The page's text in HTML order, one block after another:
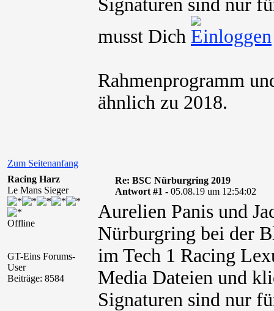
Signaturen sind nur
musst Dich
Rahmenprogramm
ähnlich zu 2018.
Zum Seitenanfang
Racing Harz
Le Mans Sieger
Offline
GT-Eins Forums-
User
Beiträge: 8584
Re: BSC Nürburgring 2019
Antwort #1 - 05.08.19 um 12:54:02
Aurelien Panis und
Nürburgring bei der
im Tech 1 Racing
Media Dateien und
Signaturen sind nur